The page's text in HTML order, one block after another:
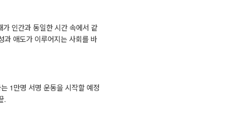
인간과 동일한 시간 속에서 같
과 애도가 이루어지는 사회를 바
1만명 서명 운동을 시작할 예정
.